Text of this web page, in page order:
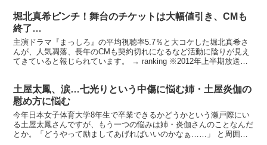
堀北真希ピンチ！舞台のチケットは大幅値引き、CMも
終了…
主演ドラマ『まっしろ』の平均視聴率5.7％と大コケした堀北真希さ
んが、人気凋落、長年のCMも契約切れになるなど活動に陰りが見え
てきていると報じられています。 → ranking ※2012年上半期放送。
土屋太鳳、涙…七光りという中傷に悩む姉・土屋炎伽の
慰め方に悩む
今年日本女子体育大学8年生で卒業できるかどうかという瀬戸際にい
る土屋太鳳さんですが、もう一つの悩みは姉・炎伽さんのことなんだ
とか。「どうやって励ましてあげればいいのかなぁ……」 と周囲に